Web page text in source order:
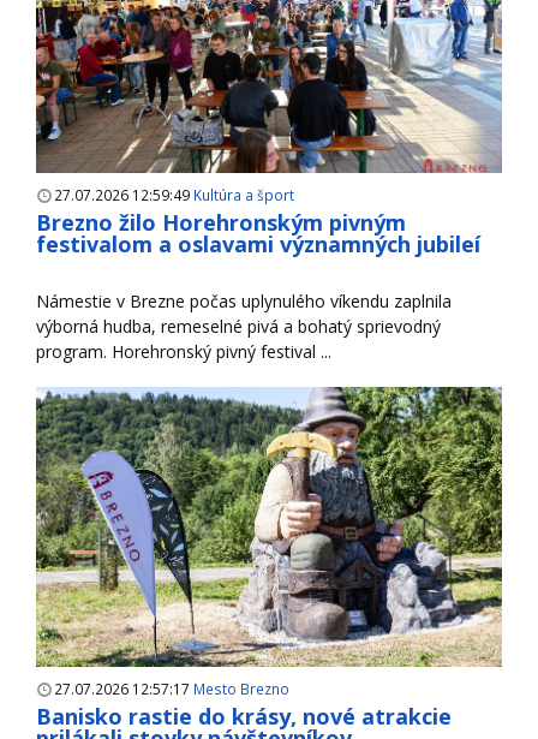
27.07.2026 12:59:49 Kultúra a šport
Brezno žilo Horehronským pivným
festivalom a oslavami významných jubileí
Námestie v Brezne počas uplynulého víkendu zaplnila
výborná hudba, remeselné pivá a bohatý sprievodný
program. Horehronský pivný festival ...
27.07.2026 12:57:17 Mesto Brezno
Banisko rastie do krásy, nové atrakcie